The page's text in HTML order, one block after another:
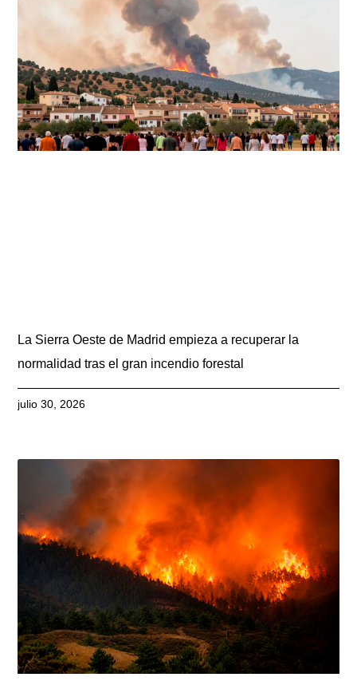
La Sierra Oeste de Madrid empieza a recuperar la
normalidad tras el gran incendio forestal
julio 30, 2026